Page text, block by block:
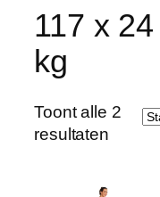
‎117 x
kg
Toont alle 2
resultaten